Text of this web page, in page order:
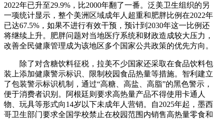
2022年已升至29.9%，比2000年翻了一番。泛美卫生组织的另
一项统计显示，整个美洲区域成年人超重和肥胖比例在2022年
已达67.5%，如果不进行有效干预，预计到2030年这一比例还
将继续上升。肥胖问题对当地医疗系统和财政造成较大压力，
改善全民健康管理成为该地区多个国家公共政策的优先方向。
除了对含糖饮料征税，拉美不少国家还采取在食品饮料包
装上添加健康警示标识、限制校园食品热量等措施。智利建立
了包装警示标识机制，通过“高糖、高盐、高脂”的黑色警示，
便于消费者识别。阿根廷则要求高热量产品不得使用卡通人
物、玩具等形式向14岁以下未成年人营销。自2025年起，墨西
哥卫生部门要求全国学校禁止在校园范围内销售高热量零食和